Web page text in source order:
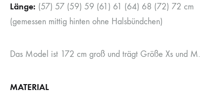
Länge: (57) 57 (59) 59 (61) 61 (64) 68 (72) 72 cm
(gemessen mittig hinten ohne Halsbündchen)
Das Model ist 172 cm groß und trägt Größe Xs und M.
MATERIAL